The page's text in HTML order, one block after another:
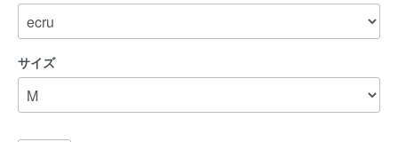
サイズ